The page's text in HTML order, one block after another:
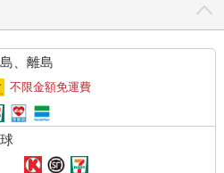
又過了一年，那麼在納尼亞是過了
的王國出海航行嗎？」賈思潘國王
、矮人、能言獸、人羊，還有其他
這些愛惹麻煩的傢伙安置在邊境
服了。我不在朝中的時候，有個很
就是小矮人川卜金。你們還記得他
、離島
不限金額免運費